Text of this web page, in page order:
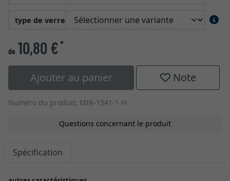
type de verre
de 10,80 €*
Ajouter au panier Note
Numéro du produit: MIR-1541-1-H
Questions concernant le produit
Spécification